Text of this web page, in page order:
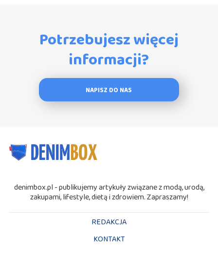
Potrzebujesz więcej
informacji?
NAPISZ DO NAS
denimbox.pl - publikujemy artykuły związane z modą, urodą,
zakupami, lifestyle, dietą i zdrowiem. Zapraszamy!
REDAKCJA
KONTAKT